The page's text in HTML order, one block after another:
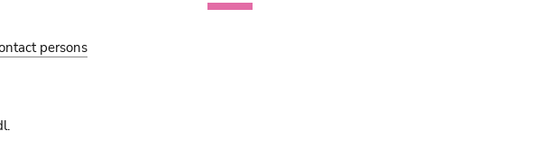
persons